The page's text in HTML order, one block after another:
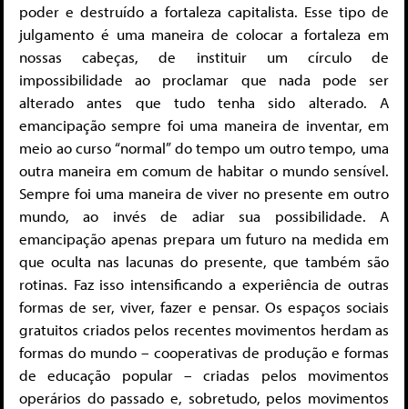
poder e destruído a fortaleza capitalista. Esse tipo de
julgamento é uma maneira de colocar a fortaleza em
nossas cabeças, de instituir um círculo de
impossibilidade ao proclamar que nada pode ser
alterado antes que tudo tenha sido alterado. A
emancipação sempre foi uma maneira de inventar, em
meio ao curso “normal” do tempo um outro tempo, uma
outra maneira em comum de habitar o mundo sensível.
Sempre foi uma maneira de viver no presente em outro
mundo, ao invés de adiar sua possibilidade. A
emancipação apenas prepara um futuro na medida em
que oculta nas lacunas do presente, que também são
rotinas. Faz isso intensificando a experiência de outras
formas de ser, viver, fazer e pensar. Os espaços sociais
gratuitos criados pelos recentes movimentos herdam as
formas do mundo – cooperativas de produção e formas
de educação popular – criadas pelos movimentos
operários do passado e, sobretudo, pelos movimentos